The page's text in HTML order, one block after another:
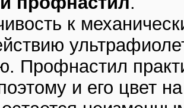
к
Профнастил
и его цвет